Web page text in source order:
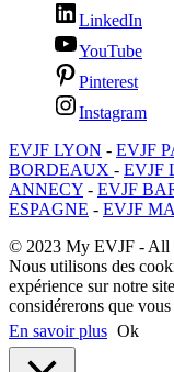
LinkedIn
YouTube
Pinterest
Instagram
EVJF LYON - EVJF
BORDEAUX - EVJF
ANNECY - EVJF
ESPAGNE - EVJF
© 2023 My EVJF - All
Nous utilisons des
expérience sur notre
considérerons que
En savoir plus Ok